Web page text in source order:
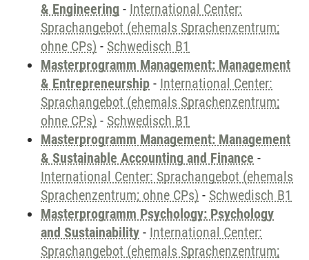
& Engineering - International Center:
Sprachangebot (ehemals Sprachenzentrum;
ohne CPs) - Schwedisch B1
Masterprogramm Management: Management
& Entrepreneurship - International Center:
Sprachangebot (ehemals Sprachenzentrum;
ohne CPs) - Schwedisch B1
Masterprogramm Management: Management
& Sustainable Accounting and Finance -
International Center: Sprachangebot (ehemals
Sprachenzentrum; ohne CPs) - Schwedisch B1
Masterprogramm Psychology: Psychology
and Sustainability - International Center:
Sprachangebot (ehemals Sprachenzentrum;